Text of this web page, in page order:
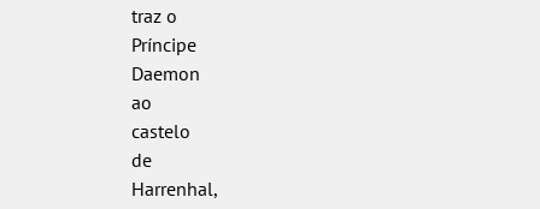
traz o
Príncipe
Daemon
ao
castelo
de
Harrenhal,